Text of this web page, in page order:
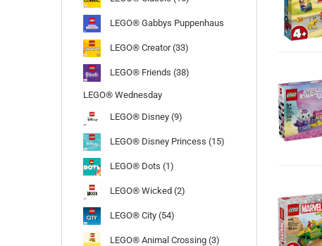
LEGO® Gabbys Puppenhaus
LEGO® Creator (33)
LEGO® Friends (38)
LEGO® Wednesday
LEGO® Disney (9)
LEGO® Disney Princess (15)
LEGO® Dots (1)
LEGO® Wicked (2)
LEGO® City (54)
LEGO® Animal Crossing (3)